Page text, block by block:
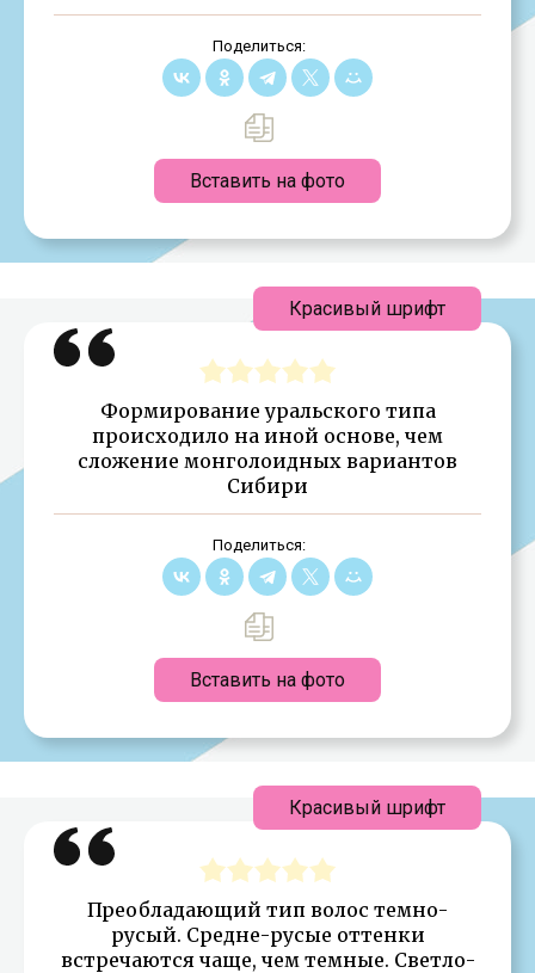
Поделиться:
Вставить на фото
Формирование уральского типа
происходило на иной основе, чем
сложение монголоидных вариантов
Сибири
Поделиться:
Вставить на фото
Красивый шрифт
Преобладающий тип волос темно-
русый. Средне-русые оттенки
встречаются чаще, чем темные. Светло-
Красивый шрифт